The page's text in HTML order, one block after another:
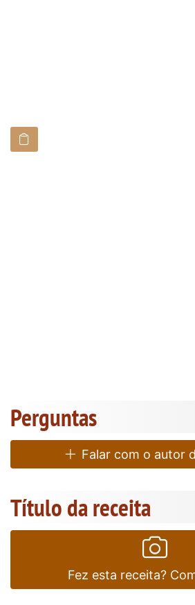
Perguntas
Falar com o autor
Título da receita
Fez esta receita?